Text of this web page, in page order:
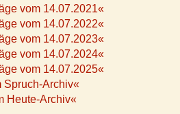
vom 14.07.2021«
vom 14.07.2022«
vom 14.07.2023«
vom 14.07.2024«
vom 14.07.2025«
Spruch-Archiv«
Heute-Archiv«